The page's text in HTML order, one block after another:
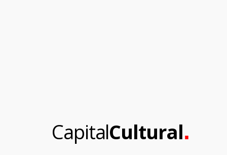
CapitalCultural.